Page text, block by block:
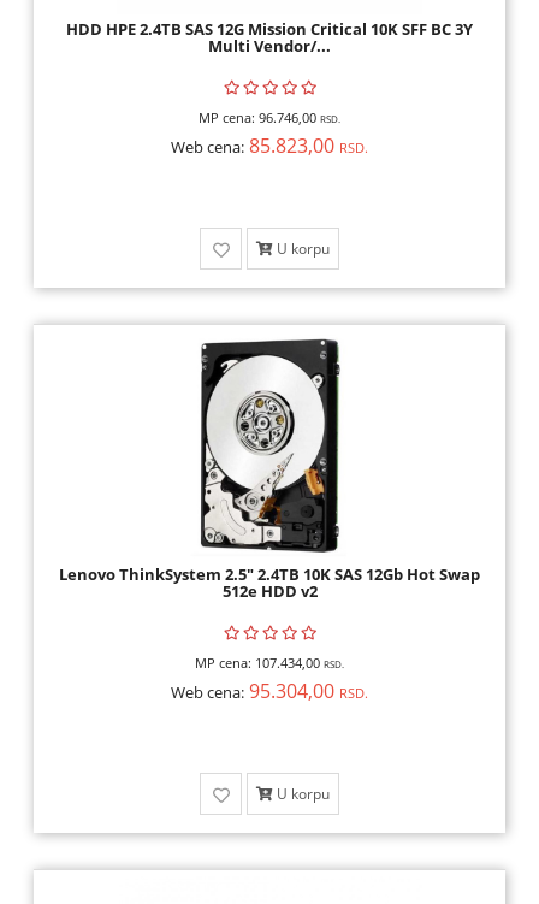
HDD HPE 2.4TB SAS 12G Mission Critical 10K SFF BC 3Y
Multi Vendor/...
MP cena: 96.746,00 RSD.
Web cena: 85.823,00 RSD.
U korpu
Lenovo ThinkSystem 2.5" 2.4TB 10K SAS 12Gb Hot Swap
512e HDD v2
MP cena: 107.434,00 RSD.
Web cena: 95.304,00 RSD.
U korpu